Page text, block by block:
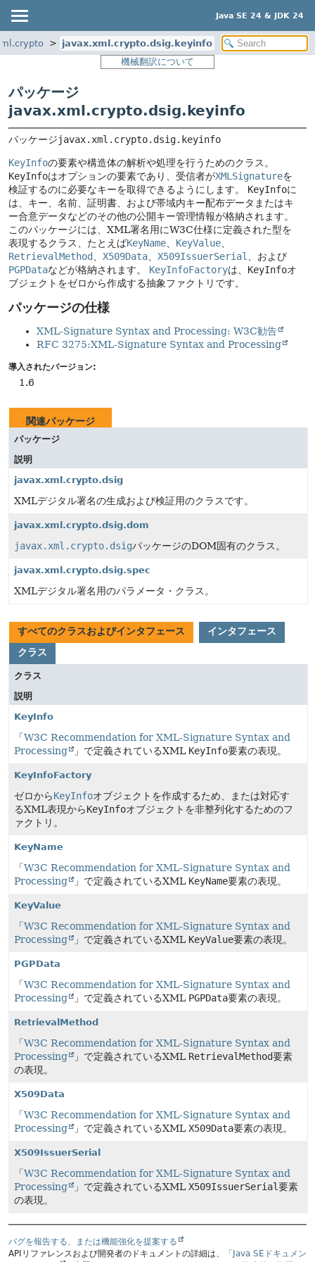
Java SE 24 & JDK 24
javax.xml.crypto.dsig.keyinfo
機械翻訳について
パッケージ
javax.xml.crypto.dsig.keyinfo
パッケージjavax.xml.crypto.dsig.keyinfo
KeyInfoの要素や構造体の解析や処理を行うためのクラス。
KeyInfoはオプションの要素であり、受信者がXMLSignatureを
検証するのに必要なキーを取得できるようにします。
KeyInfoに
は、キー、名前、証明書、および帯域内キー配布データまたはキ
ー合意データなどのその他の公開キー管理情報が格納されます。
このパッケージには、XML署名用にW3C仕様に定義された型を
表現するクラス、たとえばKeyName KeyValue
RetrievalMethod
X509Data X509IssuerSerial
、および
PGPDataなどが格納されます。 KeyInfoFactoryは、 KeyInfoオ
ブジェクトをゼロから作成する抽象ファクトリです。
パッケージの仕様
XML-Signature Syntax and Processing: W3C勧告
RFC 3275:XML-Signature Syntax and Processing
導入されたバージョン:
1.6
関連パッケージ
パッケージ
説明
javax.xml.crypto.dsig
XMLデジタル署名の生成および検証用のクラスです。
javax.xml.crypto.dsig.dom
javax.xml.crypto.dsigパッケージのDOM固有のクラス。
javax.xml.crypto.dsig.spec
XMLデジタル署名用のパラメータ・クラス。
すべてのクラスおよびインタフェース
インタフェース
クラス
クラス
説明
KeyInfo
「W3C Recommendation for XML-Signature Syntax and
Processing
」で定義されているXML KeyInfo要素の表現。
KeyInfoFactory
ゼロからKeyInfoオブジェクトを作成するため、または対応す
るXML表現からKeyInfoオブジェクトを非整列化するためのフ
ァクトリ。
KeyName
「W3C Recommendation for XML-Signature Syntax and
Processing
」で定義されているXML KeyName要素の表現。
KeyValue
「W3C Recommendation for XML-Signature Syntax and
Processing
」で定義されているXML KeyValue要素の表現。
PGPData
「W3C Recommendation for XML-Signature Syntax and
Processing
」で定義されているXML PGPData要素の表現。
RetrievalMethod
「W3C Recommendation for XML-Signature Syntax and
Processing
」で定義されているXML RetrievalMethod要素
の表現。
X509Data
「W3C Recommendation for XML-Signature Syntax and
Processing
」で定義されているXML X509Data要素の表現。
X509IssuerSerial
「W3C Recommendation for XML-Signature Syntax and
Processing
」で定義されているXML X509IssuerSerial要素
の表現。
バグを報告する、または機能強化を提案する
APIリファレンスおよび開発者のドキュメントの詳細は、
「Java SEドキュメン